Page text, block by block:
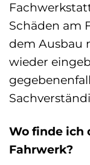
Schäden am
dem Ausbau
wieder
Wo finde ich
Fahrwerk?